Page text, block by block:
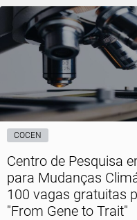
COCEN
Centro de Pesquisa
para Mudanças
100 vagas gratuitas
"From Gene to Trait"